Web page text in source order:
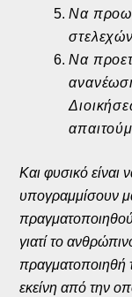
Να
Να
Και φυσικό είναι
υπογραμμίσουν
γιατί το
πραγματοποιηθή
εκείνη από την